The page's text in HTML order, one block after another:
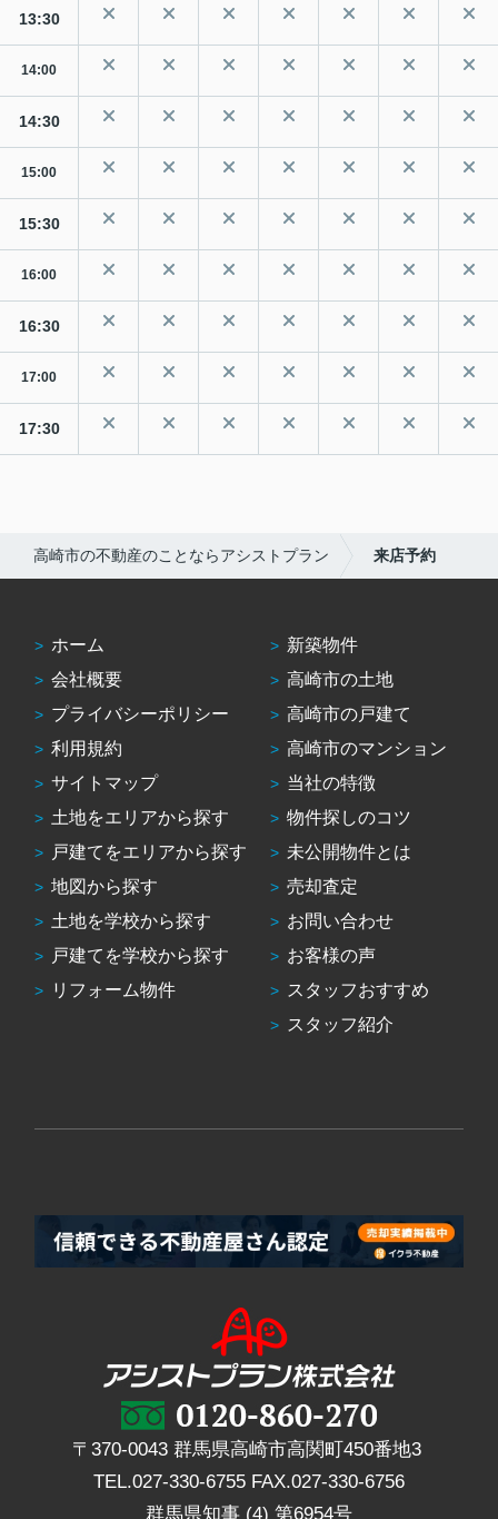
13:30
14:00
14:30
15:00
15:30
16:00
16:30
17:00
17:30
高崎市の不動産のことならアシストプラン 来店予約
ホーム
会社概要
プライバシーポリシー
利用規約
サイトマップ
土地をエリアから探す
戸建てをエリアから探す
地図から探す
土地を学校から探す
戸建てを学校から探す
リフォーム物件
新築物件
高崎市の土地
高崎市の戸建て
高崎市のマンション
当社の特徴
物件探しのコツ
未公開物件とは
売却査定
お問い合わせ
お客様の声
スタッフおすすめ
スタッフ紹介
〒370-0043 群馬県高崎市高関町450番地3
TEL.027-330-6755 FAX.027-330-6756
群馬県知事 (4) 第6954号